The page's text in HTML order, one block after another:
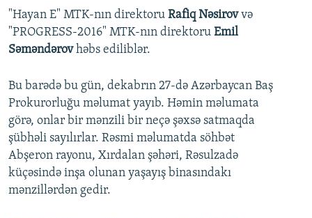
BIZIMLƏ ƏLAQƏ
XƏBƏR BÜLLETENLƏRIMIZ
Auto 270p 360p 404p
1080p
404p
"Hayan E" MTK-nın direktoru Rafiq Nəsirovvə
"PROGRESS-2016" MTK-nın direktoru Emil
Səməndərovhəbs ediliblər.
Bu barədə bu gün, dekabrın 27-də Azərbaycan Baş
Prokurorluğu məlumat yayıb. Həmin məlumata
görə, onlar bir mənzili bir neçə şəxsə satmaqda
şübhəli sayılırlar. Rəsmi məlumatda söhbət
Abşeron rayonu, Xırdalan şəhəri, Rəsulzadə
küçəsində inşa olunan yaşayış binasındakı
mənzillərdən gedir.